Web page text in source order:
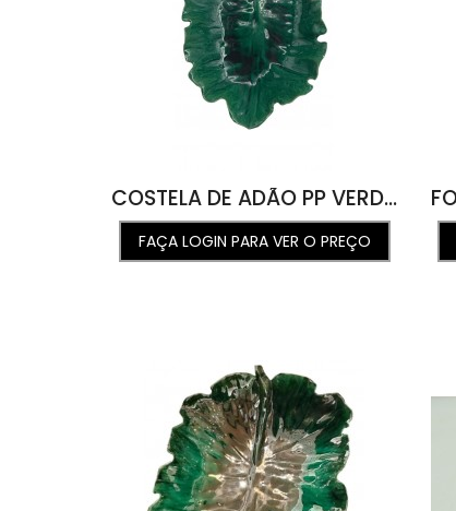
COSTELA DE ADÃO PP VERDE ÁGUA 22L X 33C X 8A
FAÇA LOGIN PARA VER O PREÇO